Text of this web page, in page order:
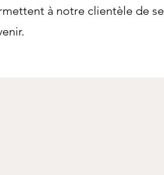
à notre clientèle de se